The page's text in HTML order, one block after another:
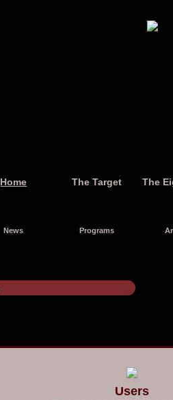
Home The Target The
News Programs
Users